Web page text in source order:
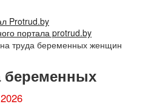
Protrud.by
портала protrud.by
труда беременных женщин
беременных